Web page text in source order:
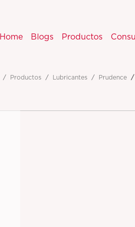
Home Blogs Productos
Productos Lubricantes Prudence